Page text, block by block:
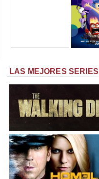
LAS MEJORES SERIES